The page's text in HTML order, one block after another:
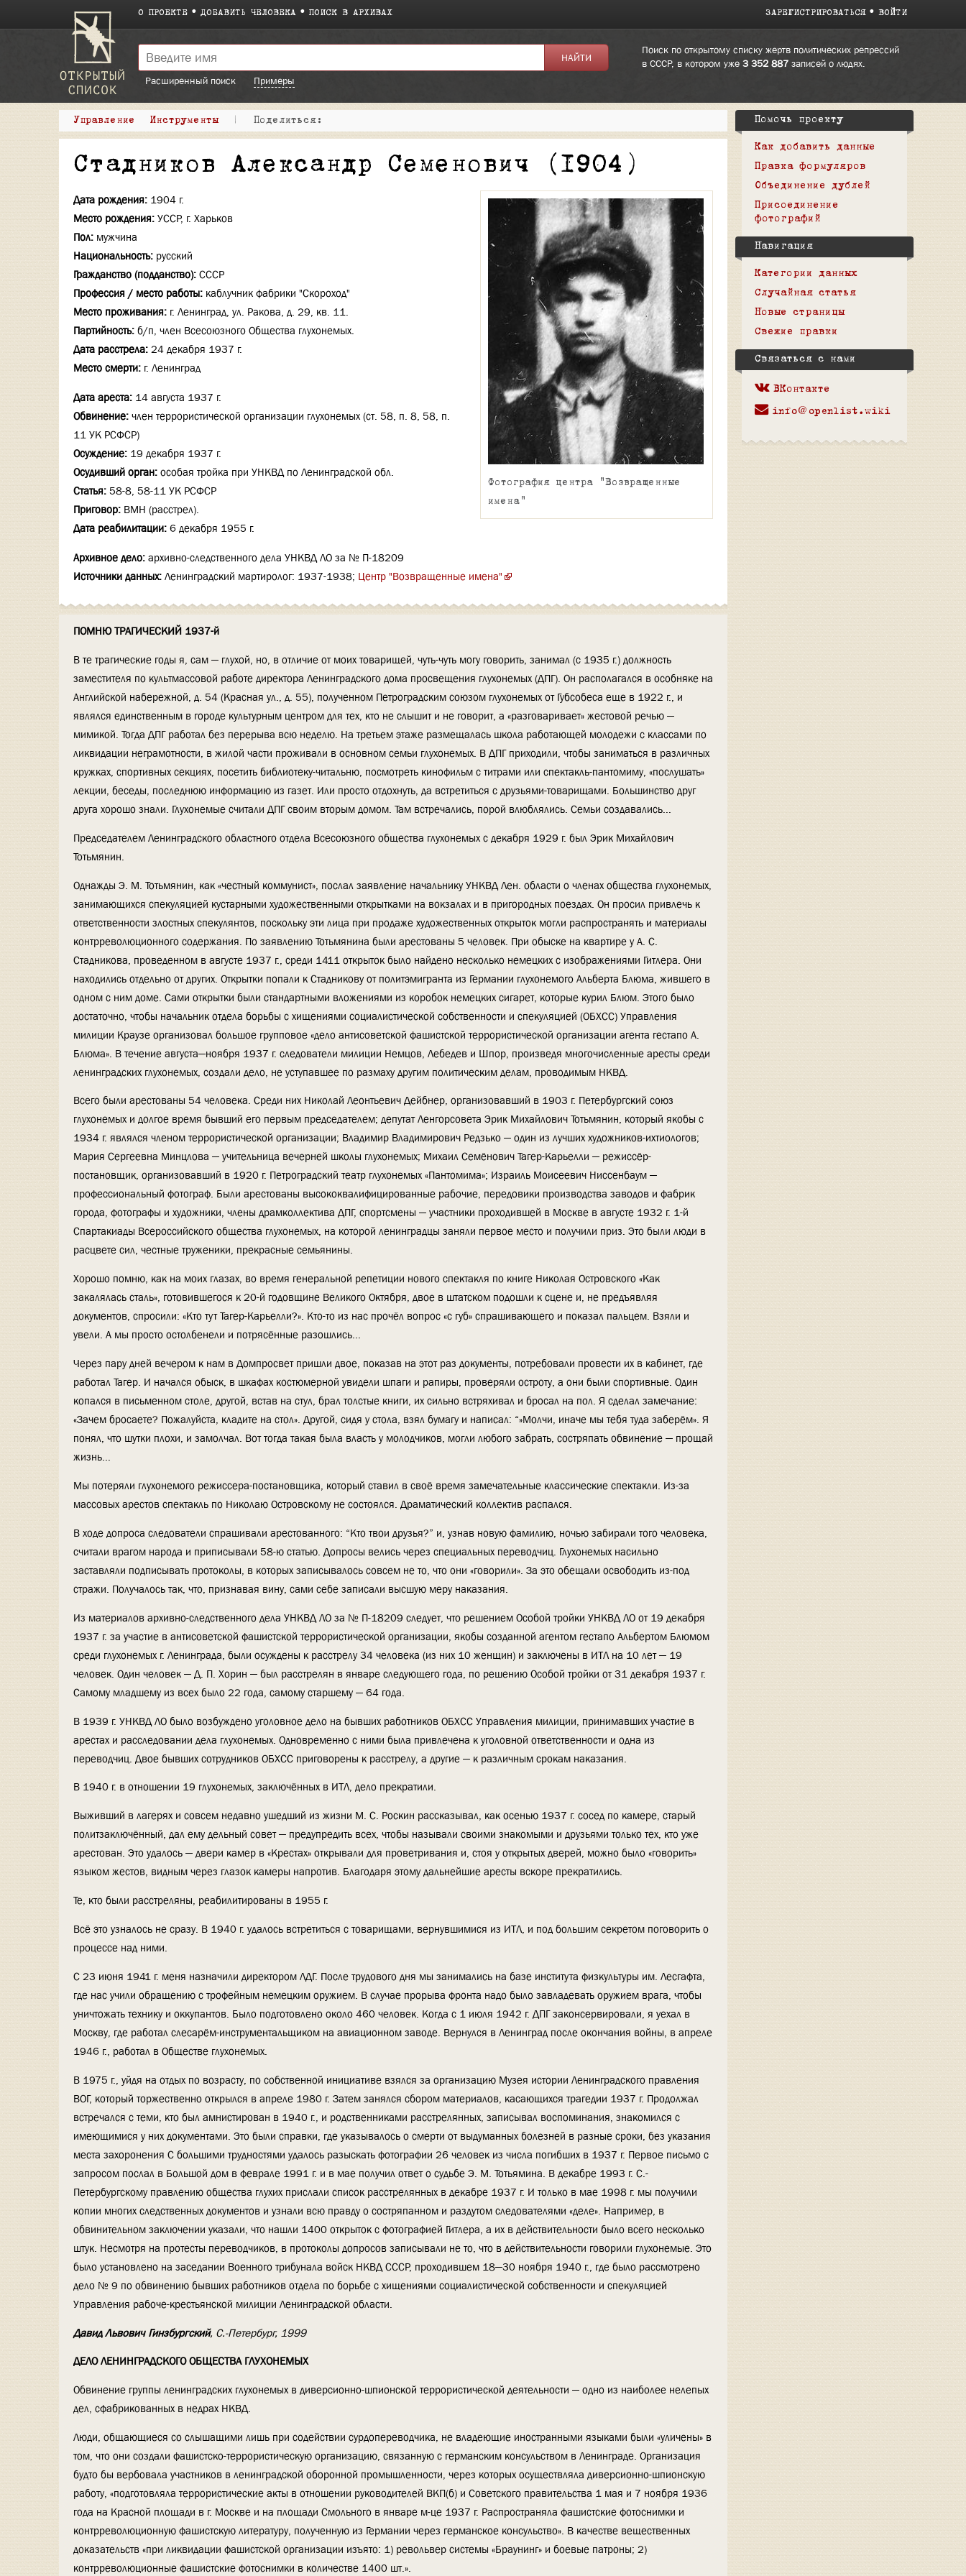
О ПРОЕКТЕ ДОБАВИТЬ ЧЕЛОВЕКА ПОИСК В АРХИВАХ ЗАРЕГИСТРИРОВАТЬСЯ ВОЙТИ
Поиск по открытому списку жертв политических репрессий
в СССР, в котором уже 3 352 887записей о людях.
Расширенный поиск
Примеры
Управление Инструменты | Поделиться:
Стадников Александр Семенович (1904)
Фотография центра "Возвращенные
имена"
Дата рождения: 1904 г.
Место рождения: УССР, г. Харьков
Пол: мужчина
Национальность: русский
Гражданство (подданство): СССР
Профессия / место работы: каблучник фабрики "Скороход"
Место проживания: г. Ленинград, ул. Ракова, д. 29, кв. 11.
Партийность: б/п, член Всесоюзного Общества глухонемых.
Дата расстрела: 24 декабря 1937 г.
Место смерти: г. Ленинград
Дата ареста: 14 августа 1937 г.
Обвинение: член террористической организации глухонемых (ст. 58, п. 8, 58, п.
11 УК РСФСР)
Осуждение: 19 декабря 1937 г.
Осудивший орган: особая тройка при УНКВД по Ленинградской обл.
Статья: 58-8, 58-11 УК РСФСР
Приговор: ВМН (расстрел).
Дата реабилитации: 6 декабря 1955 г.
Архивное дело: архивно-следственного дела УНКВД ЛО за № П-18209
Источники данных: Ленинградский мартиролог: 1937-1938; Центр "Возвращенные имена"
ПОМНЮ ТРАГИЧЕСКИЙ 1937-й
В те трагические годы я, сам — глухой, но, в отличие от моих товарищей, чуть-чуть могу говорить, занимал (с 1935 г.) должность
заместителя по культмассовой работе директора Ленинградского дома просвещения глухонемых (ДПГ). Он располагался в особняке на
Английской набережной, д. 54 (Красная ул., д. 55), полученном Петроградским союзом глухонемых от Губсобеса еще в 1922 г., и
являлся единственным в городе культурным центром для тех, кто не слышит и не говорит, а «разговаривает» жестовой речью —
мимикой. Тогда ДПГ работал без перерыва всю неделю. На третьем этаже размещалась школа работающей молодежи с классами по
ликвидации неграмотности, в жилой части проживали в основном семьи глухонемых. В ДПГ приходили, чтобы заниматься в различных
кружках, спортивных секциях, посетить библиотеку-читальню, посмотреть кинофильм с титрами или спектакль-пантомиму, «послушать»
лекции, беседы, последнюю информацию из газет. Или просто отдохнуть, да встретиться с друзьями-товарищами. Большинство друг
друга хорошо знали. Глухонемые считали ДПГ своим вторым домом. Там встречались, порой влюблялись. Семьи создавались...
Председателем Ленинградского областного отдела Всесоюзного общества глухонемых с декабря 1929 г. был Эрик Михайлович
Тотьмянин.
Однажды Э. М. Тотьмянин, как «честный коммунист», послал заявление начальнику УНКВД Лен. области о членах общества глухонемых,
занимающихся спекуляцией кустарными художественными открытками на вокзалах и в пригородных поездах. Он просил привлечь к
ответственности злостных спекулянтов, поскольку эти лица при продаже художественных открыток могли распространять и материалы
контрреволюционного содержания. По заявлению Тотьмянина были арестованы 5 человек. При обыске на квартире у А. С.
Стадникова, проведенном в августе 1937 г., среди 1411 открыток было найдено несколько немецких с изображениями Гитлера. Они
находились отдельно от других. Открытки попали к Стадникову от политэмигранта из Германии глухонемого Альберта Блюма, жившего в
одном с ним доме. Сами открытки были стандартными вложениями из коробок немецких сигарет, которые курил Блюм. Этого было
достаточно, чтобы начальник отдела борьбы с хищениями социалистической собственности и спекуляцией (ОБХСС) Управления
милиции Краузе организовал большое групповое «дело антисоветской фашистской террористической организации агента гестапо А.
Блюма». В течение августа—ноября 1937 г. следователи милиции Немцов, Лебедев и Шпор, произведя многочисленные аресты среди
ленинградских глухонемых, создали дело, не уступавшее по размаху другим политическим делам, проводимым НКВД.
Всего были арестованы 54 человека. Среди них Николай Леонтьевич Дейбнер, организовавший в 1903 г. Петербургский союз
глухонемых и долгое время бывший его первым председателем; депутат Ленгорсовета Эрик Михайлович Тотьмянин, который якобы с
1934 г. являлся членом террористической организации; Владимир Владимирович Редзько — один из лучших художников-ихтиологов;
Мария Сергеевна Минцлова — учительница вечерней школы глухонемых; Михаил Семёнович Тагер-Карьелли — режиссёр-
постановщик, организовавший в 1920 г. Петроградский театр глухонемых «Пантомима»; Израиль Моисеевич Ниссенбаум —
профессиональный фотограф. Были арестованы высококвалифицированные рабочие, передовики производства заводов и фабрик
города, фотографы и художники, члены драмколлектива ДПГ, спортсмены — участники проходившей в Москве в августе 1932 г. 1-й
Спартакиады Всероссийского общества глухонемых, на которой ленинградцы заняли первое место и получили приз. Это были люди в
расцвете сил, честные труженики, прекрасные семьянины.
Хорошо помню, как на моих глазах, во время генеральной репетиции нового спектакля по книге Николая Островского «Как
закалялась сталь», готовившегося к 20-й годовщине Великого Октября, двое в штатском подошли к сцене и, не предъявляя
документов, спросили: «Кто тут Тагер-Карьелли?». Кто-то из нас прочёл вопрос «с губ» спрашивающего и показал пальцем. Взяли и
увели. А мы просто остолбенели и потрясённые разошлись...
Через пару дней вечером к нам в Домпросвет пришли двое, показав на этот раз документы, потребовали провести их в кабинет, где
работал Тагер. И начался обыск, в шкафах костюмерной увидели шпаги и рапиры, проверяли остроту, а они были спортивные. Один
копался в письменном столе, другой, встав на стул, брал толстые книги, их сильно встряхивал и бросал на пол. Я сделал замечание:
«Зачем бросаете? Пожалуйста, кладите на стол». Другой, сидя у стола, взял бумагу и написал: “»Молчи, иначе мы тебя туда заберём». Я
понял, что шутки плохи, и замолчал. Вот тогда такая была власть у молодчиков, могли любого забрать, состряпать обвинение — прощай
жизнь...
Мы потеряли глухонемого режиссера-постановщика, который ставил в своё время замечательные классические спектакли. Из-за
массовых арестов спектакль по Николаю Островскому не состоялся. Драматический коллектив распался.
В ходе допроса следователи спрашивали арестованного: “Кто твои друзья?” и, узнав новую фамилию, ночью забирали того человека,
считали врагом народа и приписывали 58-ю статью. Допросы велись через специальных переводчиц. Глухонемых насильно
заставляли подписывать протоколы, в которых записывалось совсем не то, что они «говорили». За это обещали освободить из-под
стражи. Получалось так, что, признавая вину, сами себе записали высшую меру наказания.
Из материалов архивно-следственного дела УНКВД ЛО за № П-18209 следует, что решением Особой тройки УНКВД ЛО от 19 декабря
1937 г. за участие в антисоветской фашистской террористической организации, якобы созданной агентом гестапо Альбертом Блюмом
среди глухонемых г. Ленинграда, были осуждены к расстрелу 34 человека (из них 10 женщин) и заключены в ИТЛ на 10 лет — 19
человек. Один человек — Д. П. Хорин — был расстрелян в январе следующего года, по решению Особой тройки от 31 декабря 1937 г.
Самому младшему из всех было 22 года, самому старшему — 64 года.
В 1939 г. УНКВД ЛО было возбуждено уголовное дело на бывших работников ОБХСС Управления милиции, принимавших участие в
арестах и расследовании дела глухонемых. Одновременно с ними была привлечена к уголовной ответственности и одна из
переводчиц. Двое бывших сотрудников ОБХСС приговорены к расстрелу, а другие — к различным срокам наказания.
В 1940 г. в отношении 19 глухонемых, заключённых в ИТЛ, дело прекратили.
Выживший в лагерях и совсем недавно ушедший из жизни М. С. Роскин рассказывал, как осенью 1937 г. сосед по камере, старый
политзаключённый, дал ему дельный совет — предупредить всех, чтобы называли своими знакомыми и друзьями только тех, кто уже
арестован. Это удалось — двери камер в «Крестах» открывали для проветривания и, стоя у открытых дверей, можно было «говорить»
языком жестов, видным через глазок камеры напротив. Благодаря этому дальнейшие аресты вскоре прекратились.
Те, кто были расстреляны, реабилитированы в 1955 г.
Всё это узналось не сразу. В 1940 г. удалось встретиться с товарищами, вернувшимися из ИТЛ, и под большим секретом поговорить о
процессе над ними.
С 23 июня 1941 г. меня назначили директором ЛДГ. После трудового дня мы занимались на базе института физкультуры им. Лесгафта,
где нас учили обращению с трофейным немецким оружием. В случае прорыва фронта надо было завладевать оружием врага, чтобы
уничтожать технику и оккупантов. Было подготовлено около 460 человек. Когда с 1 июля 1942 г. ДПГ законсервировали, я уехал в
Москву, где работал слесарём-инструментальщиком на авиационном заводе. Вернулся в Ленинград после окончания войны, в апреле
1946 г., работал в Обществе глухонемых.
В 1975 г., уйдя на отдых по возрасту, по собственной инициативе взялся за организацию Музея истории Ленинградского правления
ВОГ, который торжественно открылся в апреле 1980 г. Затем занялся сбором материалов, касающихся трагедии 1937 г. Продолжал
встречался с теми, кто был амнистирован в 1940 г., и родственниками расстрелянных, записывал воспоминания, знакомился с
имеющимися у них документами. Это были справки, где указывалось о смерти от выдуманных болезней в разные сроки, без указания
места захоронения С большими трудностями удалось разыскать фотографии 26 человек из числа погибших в 1937 г. Первое письмо с
запросом послал в Большой дом в феврале 1991 г. и в мае получил ответ о судьбе Э. М. Тотьямина. В декабре 1993 г. С.-
Петербургскому правлению общества глухих прислали список расстрелянных в декабре 1937 г. И только в мае 1998 г. мы получили
копии многих следственных документов и узнали всю правду о состряпанном и раздутом следователями «деле». Например, в
обвинительном заключении указали, что нашли 1400 открыток с фотографией Гитлера, а их в действительности было всего несколько
штук. Несмотря на протесты переводчиков, в протоколы допросов записывали не то, что в действительности говорили глухонемые. Это
было установлено на заседании Военного трибунала войск НКВД СССР, проходившем 18—30 ноября 1940 г., где было рассмотрено
дело № 9 по обвинению бывших работников отдела по борьбе с хищениями социалистической собственности и спекуляцией
Управления рабоче-крестьянской милиции Ленинградской области.
Давид Львович Гинзбургский, С.-Петербург, 1999
ДЕЛО ЛЕНИНГРАДСКОГО ОБЩЕСТВА ГЛУХОНЕМЫХ
Обвинение группы ленинградских глухонемых в диверсионно-шпионской террористической деятельности — одно из наиболее нелепых
дел, сфабрикованных в недрах НКВД.
Люди, общающиеся со слышащими лишь при содействии сурдопереводчика, не владеющие иностранными языками были «уличены» в
том, что они создали фашистско-террористическую организацию, связанную с германским консульством в Ленинграде. Организация
будто бы вербовала участников в ленинградской оборонной промышленности, через которых осуществляла диверсионно-шпионскую
работу, «подготовляла террористические акты в отношении руководителей ВКП(б) и Советского правительства 1 мая и 7 ноября 1936
года на Красной площади в г. Москве и на площади Смольного в январе м-це 1937 г. Распространяла фашистские фотоснимки и
контрреволюционную фашистскую литературу, полученную из Германии через германское консульство». В качестве вещественных
доказательств «при ликвидации фашистской организации изъято: 1) револьвер системы «Браунинг» и боевые патроны; 2)
контрреволюционные фашистские фотоснимки в количестве 1400 шт.».
Помочь проекту
Как добавить данные
Правка формуляров
Объединение дублей
Присоединение
фотографий
Навигация
Категории данных
Случайная статья
Новые страницы
Свежие правки
Связаться с нами
ВКонтакте
info@openlist.wiki